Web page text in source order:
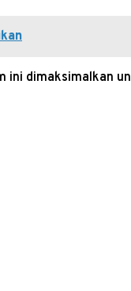
ini dimaksimalkan